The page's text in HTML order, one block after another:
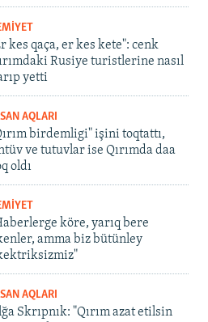
kes qaça, er kes kete": cenk
Rusiye turistlerine nasıl
yetti
AQLARI
birdemligi" işini toqtattı,
ve tutuvlar ise Qırımda daa
oldı
köre, yarıq bere
amma biz bütünley
AQLARI
Skrıpnık: "Qırım azat etilsin